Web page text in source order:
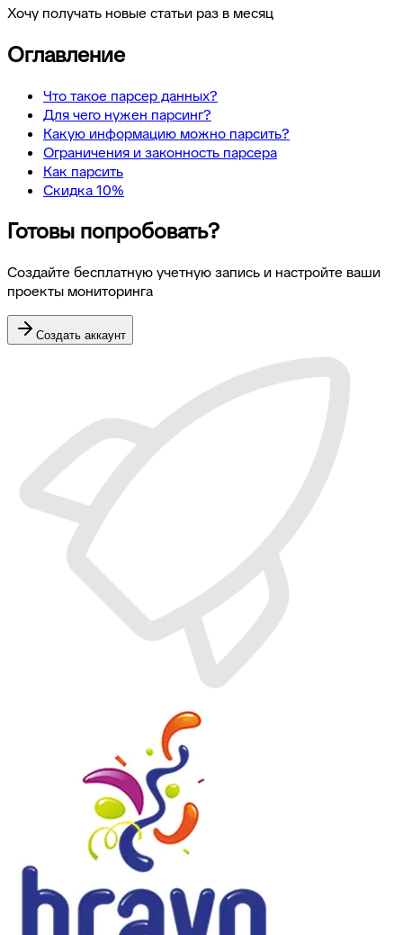
Хочу получать новые статьи раз в месяц
Оглавление
Что такое парсер данных?
Для чего нужен парсинг?
Какую информацию можно парсить?
Ограничения и законность парсера
Как парсить
Скидка 10%
Готовы попробовать?
Создайте бесплатную учетную запись и настройте ваши
проекты мониторинга
Создать аккаунт